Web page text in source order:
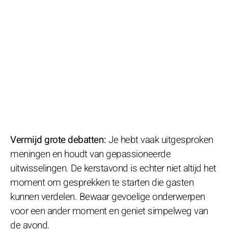
Vermijd grote debatten:Je hebt vaak uitgesproken
meningen en houdt van gepassioneerde
uitwisselingen. De kerstavond is echter niet altijd het
moment om gesprekken te starten die gasten
kunnen verdelen. Bewaar gevoelige onderwerpen
voor een ander moment en geniet simpelweg van
de avond.